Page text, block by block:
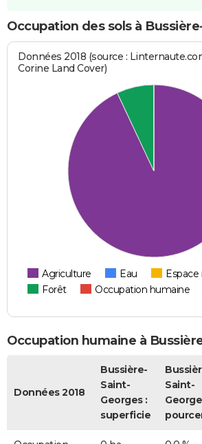
Occupation des sols à
Données 2018 (source :
Corine Land Cover)
Agriculture Eau
Espace
Forêt
Occupation humaine
Occupation humaine à
Données 2018
Bussière-
Saint-
Georges :
superficie
Saint-